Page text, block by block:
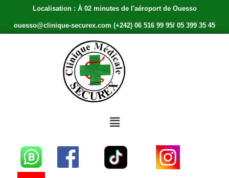
Localisation : À 02 minutes de l'aéroport de Ouesso
ouesso@clinique-securex.com (+242) 06 516 99 95/ 05 399 35 45